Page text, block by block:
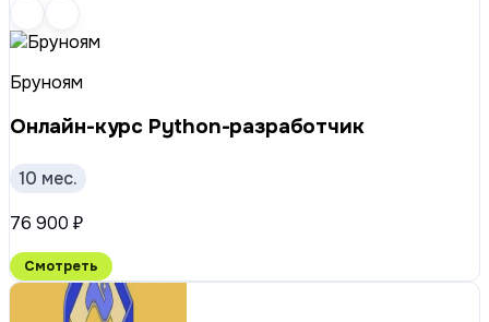
Бруноям
Онлайн-курс Python-разработчик
10 мес.
76 900 ₽
Смотреть